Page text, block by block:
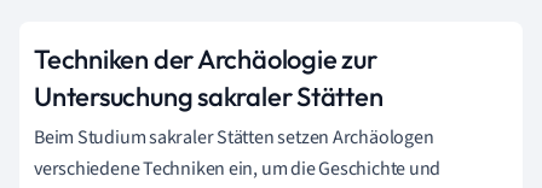
Techniken der Archäologie zur
Untersuchung sakraler Stätten
Beim Studium sakraler Stätten setzen Archäologen
verschiedene Techniken ein, um die Geschichte und